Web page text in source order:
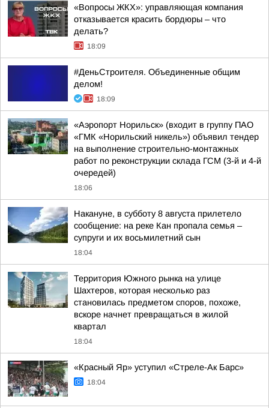
«Вопросы ЖКХ»: управляющая компания
отказывается красить бордюры – что
делать?
18:09
#ДеньСтроителя. Объединенные общим
делом!
18:09
«Аэропорт Норильск» (входит в группу ПАО
«ГМК «Норильский никель») объявил тендер
на выполнение строительно-монтажных
работ по реконструкции склада ГСМ (3-й и 4-й
очередей)
18:06
Накануне, в субботу 8 августа прилетело
сообщение: на реке Кан пропала семья –
супруги и их восьмилетний сын
18:04
Территория Южного рынка на улице
Шахтеров, которая несколько раз
становилась предметом споров, похоже,
вскоре начнет превращаться в жилой
квартал
18:04
«Красный Яр» уступил «Стреле-Ак Барс»
18:04